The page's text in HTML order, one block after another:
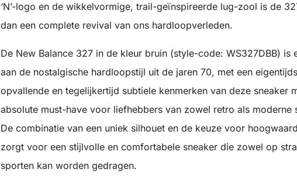
‘N’-logo en de wikkelvormige, trail-geïnspireerde lug-zool is de
dan een complete revival van ons hardloopverleden.
De New Balance 327 in de kleur bruin (style-code: WS327DBB) is
aan de nostalgische hardloopstijl uit de jaren 70, met een
opvallende en tegelijkertijd subtiele kenmerken van deze sneaker
absolute must-have voor liefhebbers van zowel retro als moderne
De combinatie van een uniek silhouet en de keuze voor
zorgt voor een stijlvolle en comfortabele sneaker die zowel op
sporten kan worden gedragen.